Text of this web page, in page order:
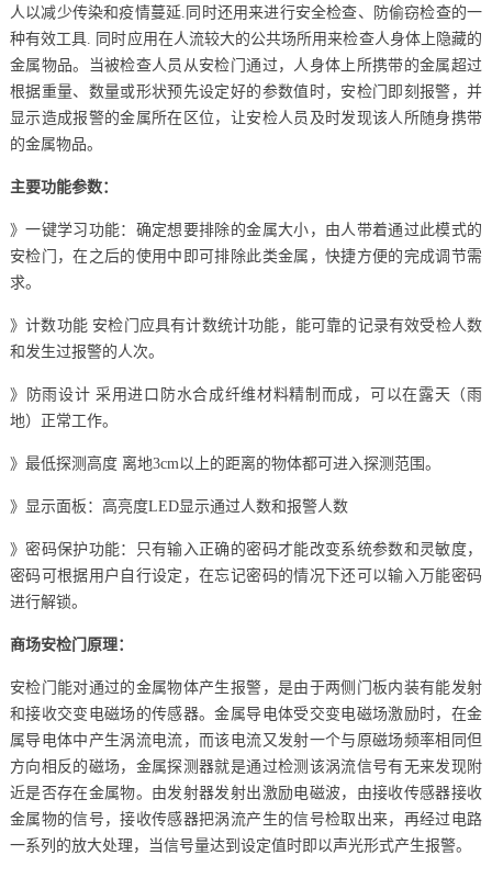
人以减少传染和疫情蔓延.同时还用来进行安全检查、防偷窃检查的一
种有效工具. 同时应用在人流较大的公共场所用来检查人身体上隐藏的
金属物品。当被检查人员从安检门通过，人身体上所携带的金属超过
根据重量、数量或形状预先设定好的参数值时，安检门即刻报警，并
显示造成报警的金属所在区位，让安检人员及时发现该人所随身携带
的金属物品。
主要功能参数：
》一键学习功能：确定想要排除的金属大小，由人带着通过此模式的
安检门，在之后的使用中即可排除此类金属，快捷方便的完成调节需
求。
》计数功能 安检门应具有计数统计功能，能可靠的记录有效受检人数
和发生过报警的人次。
》防雨设计 采用进口防水合成纤维材料精制而成，可以在露天（雨
地）正常工作。
》最低探测高度 离地3cm以上的距离的物体都可进入探测范围。
》显示面板：高亮度LED显示通过人数和报警人数
》密码保护功能：只有输入正确的密码才能改变系统参数和灵敏度，
密码可根据用户自行设定，在忘记密码的情况下还可以输入万能密码
进行解锁。
商场安检门原理：
安检门能对通过的金属物体产生报警，是由于两侧门板内装有能发射
和接收交变电磁场的传感器。金属导电体受交变电磁场激励时，在金
属导电体中产生涡流电流，而该电流又发射一个与原磁场频率相同但
方向相反的磁场，金属探测器就是通过检测该涡流信号有无来发现附
近是否存在金属物。由发射器发射出激励电磁波，由接收传感器接收
金属物的信号，接收传感器把涡流产生的信号检取出来，再经过电路
一系列的放大处理，当信号量达到设定值时即以声光形式产生报警。